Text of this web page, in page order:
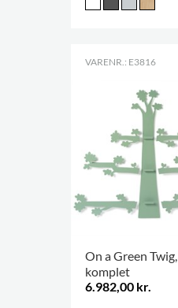
VARENR.: E3816
On a Green Twig,
komplet
6.982,00 kr.